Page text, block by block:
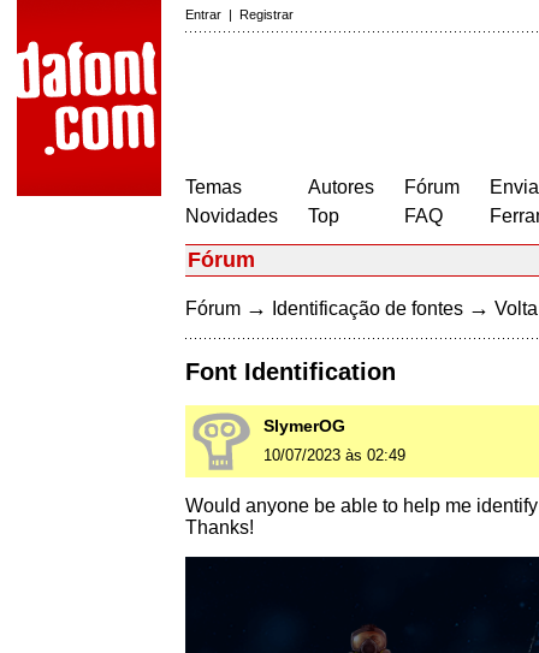
Entrar | Registrar
Temas
Novidades
Autores
Top
Fórum
FAQ
Fórum
Fórum → Identificação de fontes →
Font Identification
SlymerOG
10/07/2023 às 02:49
Would anyone be able to help me
Thanks!